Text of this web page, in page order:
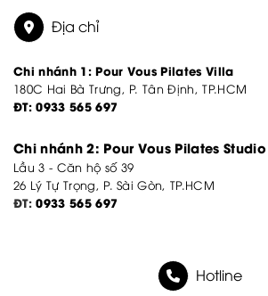
Địa chỉ
Chi nhánh 1: Pour Vous Pilates Villa
180C Hai Bà Trưng, P. Tân Định, TP.HCM
ĐT:0933 565 697
Chi nhánh 2: Pour Vous Pilates Studio
Lầu 3 - Căn hộ số 39
26 Lý Tự Trọng, P. Sài Gòn, TP.HCM
ĐT:0933 565 697
Hotline